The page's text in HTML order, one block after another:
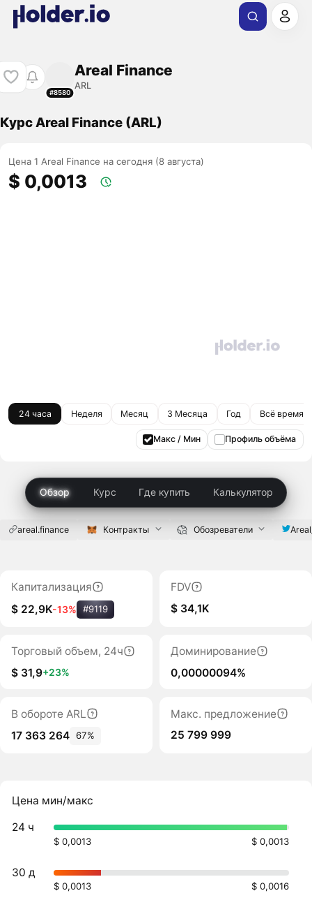
#8580
Areal Finance
ARL
Курс Areal Finance (ARL)
Цена 1 Areal Finance на сегодня (8 августа)
$ 0,0013
24 часа Неделя Месяц 3 Месяца Год Всё время
Макс / Мин Профиль объёма
Обзор Курс Где купить Калькулятор
areal.finance Контракты Обозреватели
Капитализация
$ 22,9K-13% #9119
FDV
$ 34,1K
Торговый объем, 24ч
$ 31,9+23%
Доминирование
0,00000094%
В обороте ARL
17 363 264 67%
Макс. предложение
25 799 999
Цена мин/макс
24 ч
$ 0,0013 $ 0,0013
30 д
$ 0,0013 $ 0,0016